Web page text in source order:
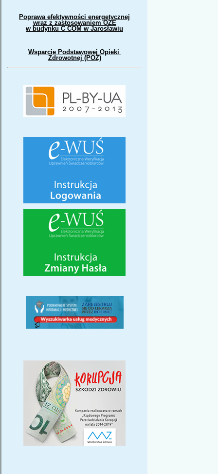
Poprawa efektywności energetycznej
wraz z zastosowaniem OZE
w budynku C COM w Jarosławiu
Wsparcie Podstawowej Opieki
Zdrowotnej (POZ)